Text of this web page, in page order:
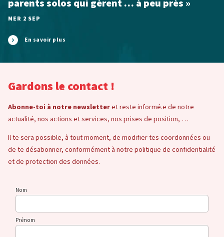
parents solos qui gèrent … à peu près »
MER 2 SEP
En savoir plus
Gardons le contact !
Abonne-toi à notre newsletteret reste informé.e de notre
actualité, nos actions et services, nos prises de position, …
Il te sera possible, à tout moment, de modifier tes coordonnées ou
de te désabonner, conformément à notre politique de confidentialité
et de protection des données.
Nom
Prénom